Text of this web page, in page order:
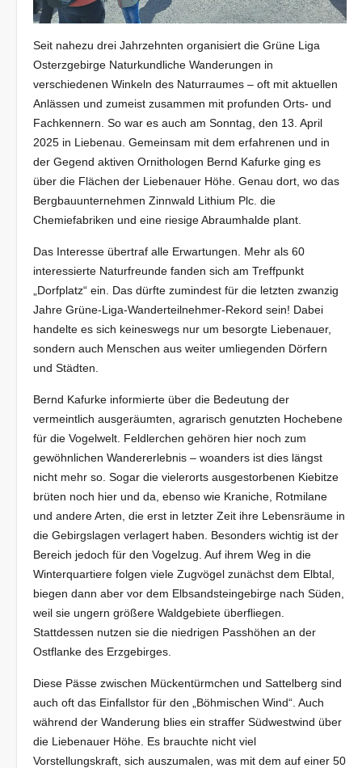
Seit nahezu drei Jahrzehnten organisiert die Grüne Liga
Osterzgebirge Naturkundliche Wanderungen in
verschiedenen Winkeln des Naturraumes – oft mit aktuellen
Anlässen und zumeist zusammen mit profunden Orts- und
Fachkennern. So war es auch am Sonntag, den 13. April
2025 in Liebenau. Gemeinsam mit dem erfahrenen und in
der Gegend aktiven Ornithologen Bernd Kafurke ging es
über die Flächen der Liebenauer Höhe. Genau dort, wo das
Bergbauunternehmen Zinnwald Lithium Plc. die
Chemiefabriken und eine riesige Abraumhalde plant.
Das Interesse übertraf alle Erwartungen. Mehr als 60
interessierte Naturfreunde fanden sich am Treffpunkt
„Dorfplatz“ ein. Das dürfte zumindest für die letzten zwanzig
Jahre Grüne-Liga-Wanderteilnehmer-Rekord sein! Dabei
handelte es sich keineswegs nur um besorgte Liebenauer,
sondern auch Menschen aus weiter umliegenden Dörfern
und Städten.
Bernd Kafurke informierte über die Bedeutung der
vermeintlich ausgeräumten, agrarisch genutzten Hochebene
für die Vogelwelt. Feldlerchen gehören hier noch zum
gewöhnlichen Wandererlebnis – woanders ist dies längst
nicht mehr so. Sogar die vielerorts ausgestorbenen Kiebitze
brüten noch hier und da, ebenso wie Kraniche, Rotmilane
und andere Arten, die erst in letzter Zeit ihre Lebensräume in
die Gebirgslagen verlagert haben. Besonders wichtig ist der
Bereich jedoch für den Vogelzug. Auf ihrem Weg in die
Winterquartiere folgen viele Zugvögel zunächst dem Elbtal,
biegen dann aber vor dem Elbsandsteingebirge nach Süden,
weil sie ungern größere Waldgebiete überfliegen.
Stattdessen nutzen sie die niedrigen Passhöhen an der
Ostflanke des Erzgebirges.
Diese Pässe zwischen Mückentürmchen und Sattelberg sind
auch oft das Einfallstor für den „Böhmischen Wind“. Auch
während der Wanderung blies ein straffer Südwestwind über
die Liebenauer Höhe. Es brauchte nicht viel
Vorstellungskraft, sich auszumalen, was mit dem auf einer 50